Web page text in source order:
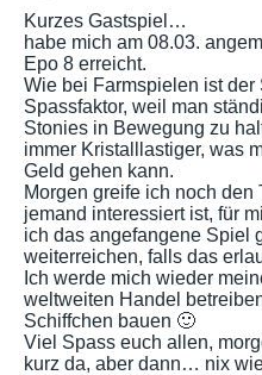
Kurzes Gastspiel…
habe mich am 08.03.
Epo 8 erreicht.
Wie bei Farmspielen ist der
Spassfaktor, weil man
Stonies in Bewegung zu
immer Kristalllastiger, was
Geld gehen kann.
Morgen greife ich noch
jemand interessiert ist, für
ich das angefangene Spiel
weiterreichen, falls das
Ich werde mich wieder
weltweiten Handel
Schiffchen bauen 🙂
Viel Spass euch allen,
kurz da, aber dann… nix